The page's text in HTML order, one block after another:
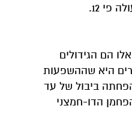
12.
היא שההשפעות
ביבול של עד
הדו-חמצני